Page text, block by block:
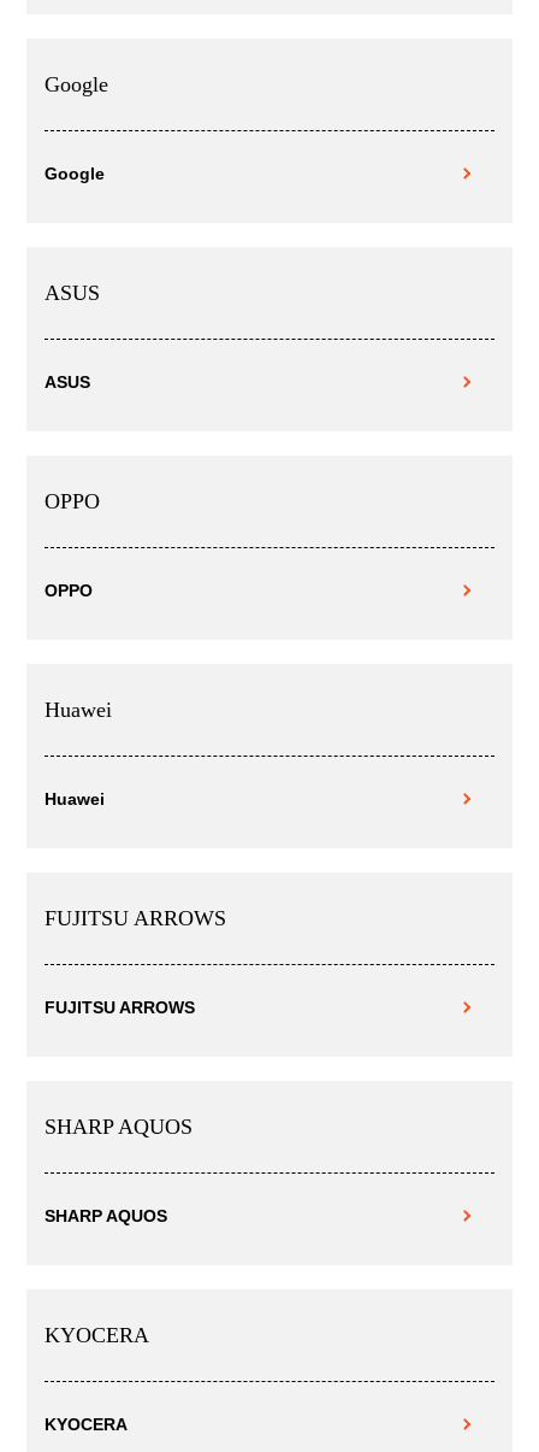
Google
Google
ASUS
ASUS
OPPO
OPPO
Huawei
Huawei
FUJITSU ARROWS
FUJITSU ARROWS
SHARP AQUOS
SHARP AQUOS
KYOCERA
KYOCERA